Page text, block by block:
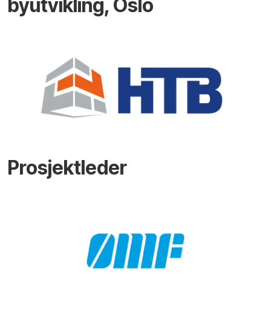
byutvikling, Oslo
Prosjektleder